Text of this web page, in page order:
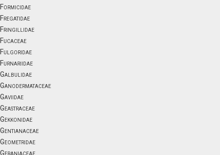
Formicidae
Fregatidae
Fringillidae
Fucaceae
Fulgoridae
Furnariidae
Galbulidae
Ganodermataceae
Gaviidae
Geastraceae
Gekkonidae
Gentianaceae
Geometridae
Geraniaceae